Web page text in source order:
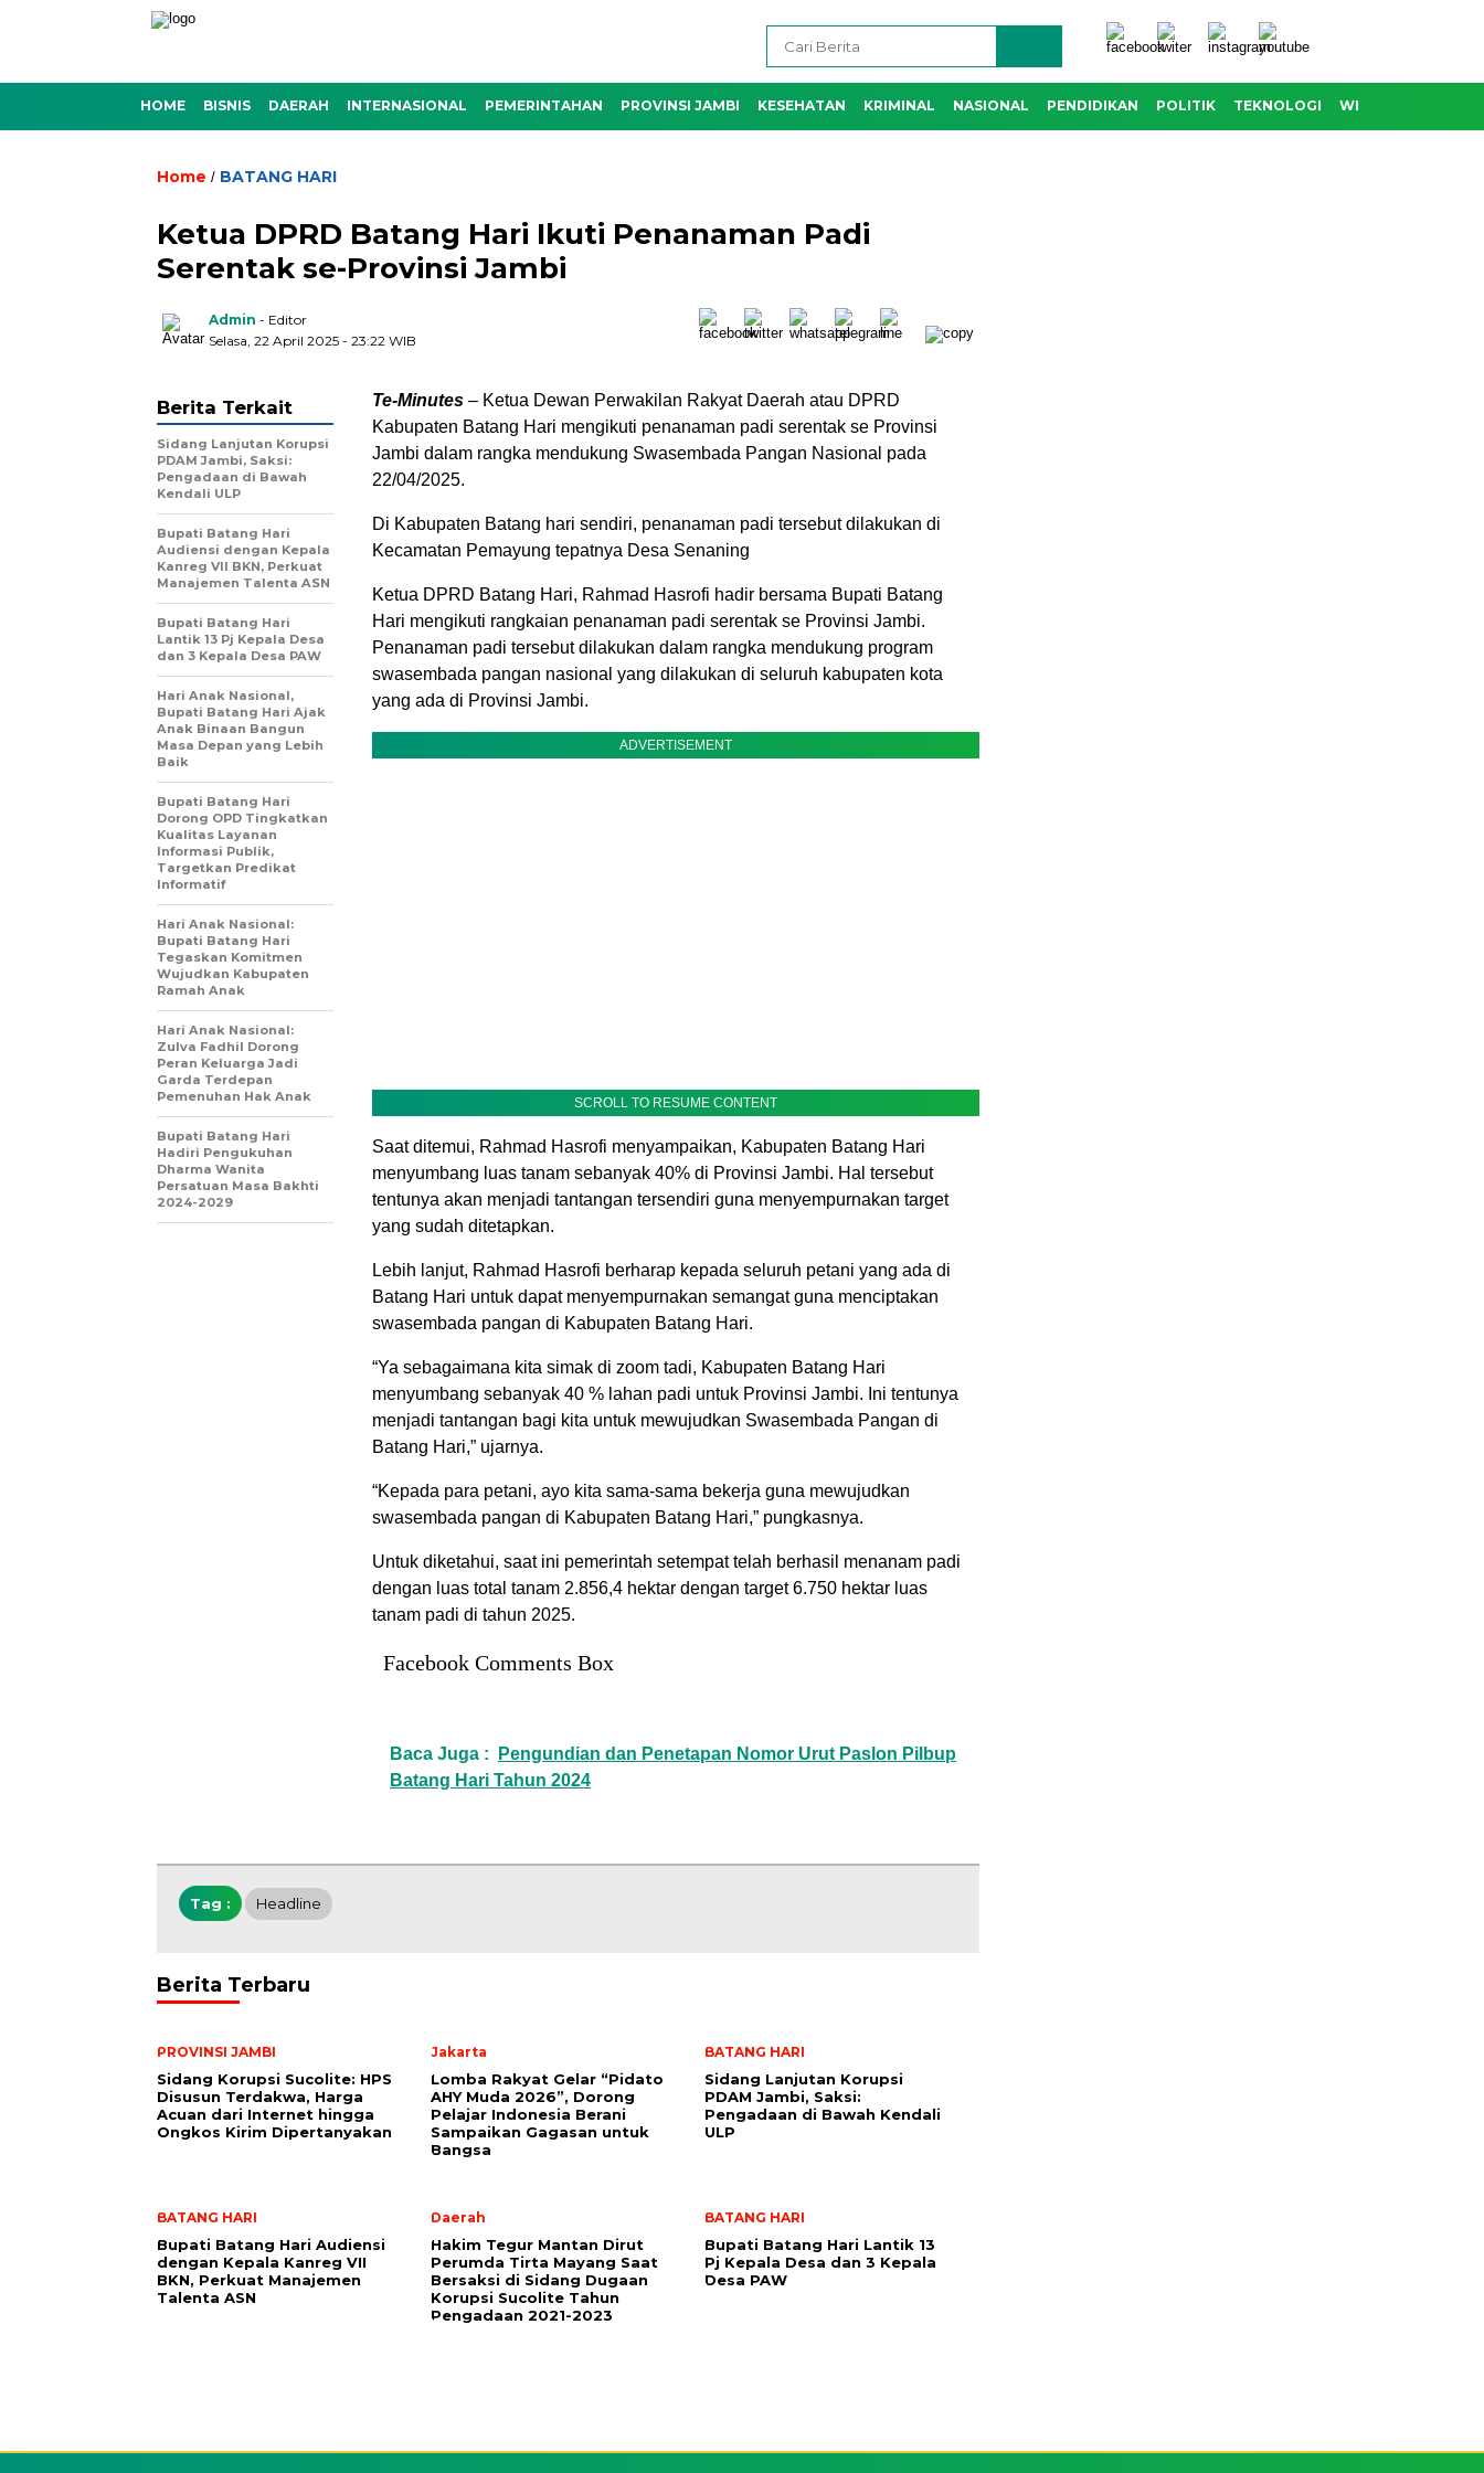
HOME BISNIS DAERAH INTERNASIONAL PEMERINTAHAN PROVINSI JAMBI KESEHATAN KRIMINAL NASIONAL PENDIDIKAN POLITIK TEKNOLOGI WISATA & BUDAYA
Home / BATANG HARI
Ketua DPRD Batang Hari Ikuti Penanaman Padi
Serentak se-Provinsi Jambi
Admin - Editor
Selasa, 22 April 2025 - 23:22 WIB
Te-Minutes – Ketua Dewan Perwakilan Rakyat Daerah atau DPRD
Kabupaten Batang Hari mengikuti penanaman padi serentak se Provinsi
Jambi dalam rangka mendukung Swasembada Pangan Nasional pada
22/04/2025.
Di Kabupaten Batang hari sendiri, penanaman padi tersebut dilakukan di
Kecamatan Pemayung tepatnya Desa Senaning
Ketua DPRD Batang Hari, Rahmad Hasrofi hadir bersama Bupati Batang
Hari mengikuti rangkaian penanaman padi serentak se Provinsi Jambi.
Penanaman padi tersebut dilakukan dalam rangka mendukung program
swasembada pangan nasional yang dilakukan di seluruh kabupaten kota
yang ada di Provinsi Jambi.
ADVERTISEMENT
SCROLL TO RESUME CONTENT
Saat ditemui, Rahmad Hasrofi menyampaikan, Kabupaten Batang Hari
menyumbang luas tanam sebanyak 40% di Provinsi Jambi. Hal tersebut
tentunya akan menjadi tantangan tersendiri guna menyempurnakan target
yang sudah ditetapkan.
Lebih lanjut, Rahmad Hasrofi berharap kepada seluruh petani yang ada di
Batang Hari untuk dapat menyempurnakan semangat guna menciptakan
swasembada pangan di Kabupaten Batang Hari.
“Ya sebagaimana kita simak di zoom tadi, Kabupaten Batang Hari
menyumbang sebanyak 40 % lahan padi untuk Provinsi Jambi. Ini tentunya
menjadi tantangan bagi kita untuk mewujudkan Swasembada Pangan di
Batang Hari,” ujarnya.
“Kepada para petani, ayo kita sama-sama bekerja guna mewujudkan
swasembada pangan di Kabupaten Batang Hari,” pungkasnya.
Untuk diketahui, saat ini pemerintah setempat telah berhasil menanam padi
dengan luas total tanam 2.856,4 hektar dengan target 6.750 hektar luas
tanam padi di tahun 2025.
Facebook Comments Box
Baca Juga :
Pengundian dan Penetapan Nomor Urut Paslon Pilbup
Batang Hari Tahun 2024
Berita Terkait
Sidang Lanjutan Korupsi
PDAM Jambi, Saksi:
Pengadaan di Bawah
Kendali ULP
Bupati Batang Hari
Audiensi dengan Kepala
Kanreg VII BKN, Perkuat
Manajemen Talenta ASN
Bupati Batang Hari
Lantik 13 Pj Kepala Desa
dan 3 Kepala Desa PAW
Hari Anak Nasional,
Bupati Batang Hari Ajak
Anak Binaan Bangun
Masa Depan yang Lebih
Baik
Bupati Batang Hari
Dorong OPD Tingkatkan
Kualitas Layanan
Informasi Publik,
Targetkan Predikat
Informatif
Hari Anak Nasional:
Bupati Batang Hari
Tegaskan Komitmen
Wujudkan Kabupaten
Ramah Anak
Hari Anak Nasional:
Zulva Fadhil Dorong
Peran Keluarga Jadi
Garda Terdepan
Pemenuhan Hak Anak
Bupati Batang Hari
Hadiri Pengukuhan
Dharma Wanita
Persatuan Masa Bakhti
2024-2029
Tag : Headline
Berita Terbaru
PROVINSI JAMBI
Sidang Korupsi Sucolite: HPS
Disusun Terdakwa, Harga
Acuan dari Internet hingga
Ongkos Kirim Dipertanyakan
Jakarta
Lomba Rakyat Gelar “Pidato
AHY Muda 2026”, Dorong
Pelajar Indonesia Berani
Sampaikan Gagasan untuk
Bangsa
BATANG HARI
Sidang Lanjutan Korupsi
PDAM Jambi, Saksi:
Pengadaan di Bawah Kendali
ULP
BATANG HARI
Bupati Batang Hari Audiensi
dengan Kepala Kanreg VII
BKN, Perkuat Manajemen
Talenta ASN
Daerah
Hakim Tegur Mantan Dirut
Perumda Tirta Mayang Saat
Bersaksi di Sidang Dugaan
Korupsi Sucolite Tahun
Pengadaan 2021-2023
BATANG HARI
Bupati Batang Hari Lantik 13
Pj Kepala Desa dan 3 Kepala
Desa PAW